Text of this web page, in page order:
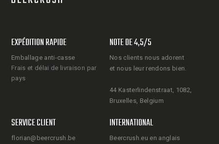
EXPÉDITION RAPIDE
Emballage anti-casse
Frais et délai de livraison par
pays
NOTE DE 4,5/5
Nos clients nous adorent
et nous leur rendons bien.
44 Kasterlindenstraat, 1082,
Bruxelles, Belgium
SERVICE CLIENT
florian@beercrush.be
INTERNATIONAL
Beercrush.eu en anglais